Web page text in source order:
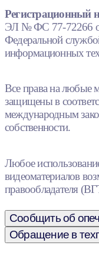
Регистрационный
ЭЛ № ФС 77-72266
Федеральной
информационных
Все права на любые
защищены в
международным
собственности.
Любое
видеоматериалов
правообладателя
Сообщить об
Обращение в